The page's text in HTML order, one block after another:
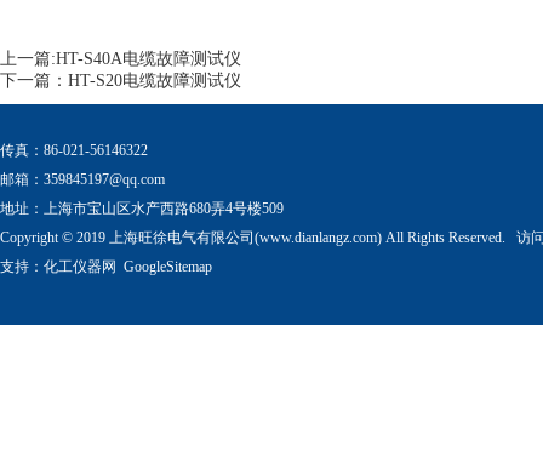
上一篇:HT-S40A电缆故障测试仪
下一篇： HT-S20电缆故障测试仪
传真：86-021-56146322
邮箱： 359845197@qq.com
地址：上海市宝山区水产西路680弄4号楼509
Copyright © 2019 上海旺徐电气有限公司(www.dianlangz.com) All Rights Reserved. 访
支持： 化工仪器网 GoogleSitemap